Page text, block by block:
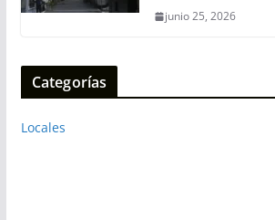
junio 25, 2026
Categorías
Locales